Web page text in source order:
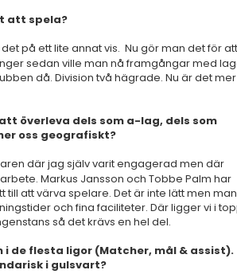
att spela?
på ett lite annat vis. Nu gör man det för att
sedan ville man nå framgångar med
då. Division två hägrade. Nu är det mer
överleva dels som a-lag, dels som
oss geografiskt?
där jag själv varit engagerad men där
Markus Jansson och Tobbe Palm har
att värva spelare. Det är inte lätt men man
och fina faciliteter. Där ligger vi i
så det krävs en hel del.
de flesta ligor (Matcher, mål & assist).
i gulsvart?